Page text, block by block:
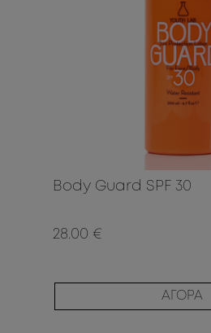
Body Guard SPF 30
28.00 €
ΑΓΟΡΑ